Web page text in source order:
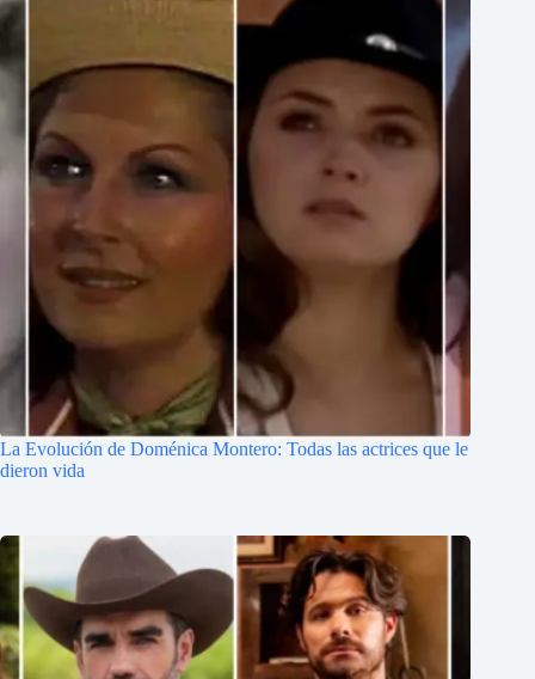
La Evolución de Doménica Montero: Todas las actrices que le
dieron vida